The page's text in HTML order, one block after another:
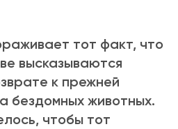
тот факт, что
высказываются
к прежней
бездомных животных.
чтобы тот